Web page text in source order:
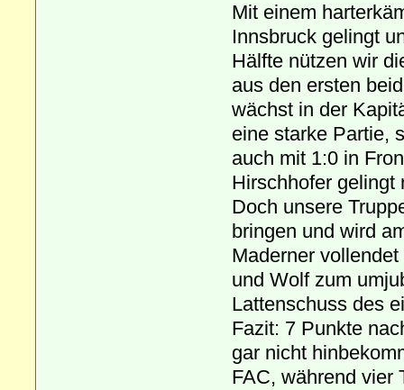
Mit einem
Innsbruck gelingt
Hälfte nützen wir
aus den ersten
wächst in der
eine starke Partie,
auch mit 1:0 in
Hirschhofer gelingt
Doch unsere
bringen und wird
Maderner
und Wolf zum
Lattenschuss des
Fazit: 7 Punkte
gar nicht
FAC, während vier